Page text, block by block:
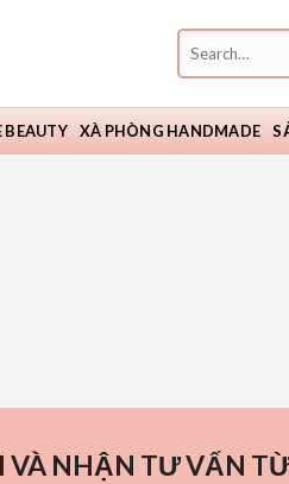
for:
BEAUTY XÀ PHÒNG HANDMADE
VÀ NHẬN TƯ VẤN